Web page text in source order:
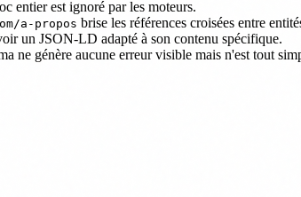
entier est ignoré par les moteurs.
a-propos brise les références croisées entre
un JSON-LD adapté à son contenu spécifique.
ne génère aucune erreur visible mais n'est tout